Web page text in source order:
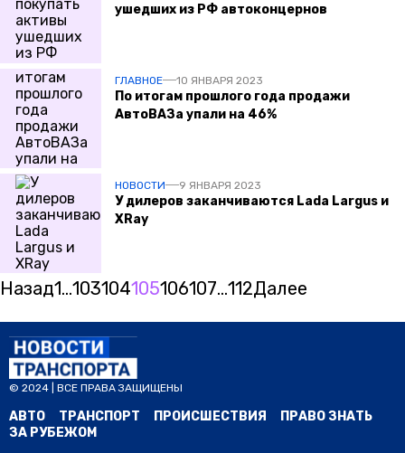
ушедших из РФ автоконцернов
ГЛАВНОЕ 10 ЯНВАРЯ 2023
По итогам прошлого года продажи
АвтоВАЗа упали на 46%
НОВОСТИ 9 ЯНВАРЯ 2023
У дилеров заканчиваются Lada Largus и
XRay
Назад1…103104105106107…112Далее
© 2024 | ВСЕ ПРАВА ЗАЩИЩЕНЫ
АВТО ТРАНСПОРТ ПРОИСШЕСТВИЯ
ПРАВО ЗНАТЬ
ЗА РУБЕЖОМ